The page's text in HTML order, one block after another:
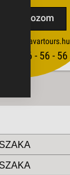
Feliratkozom
3 - 56 - 56 - 56